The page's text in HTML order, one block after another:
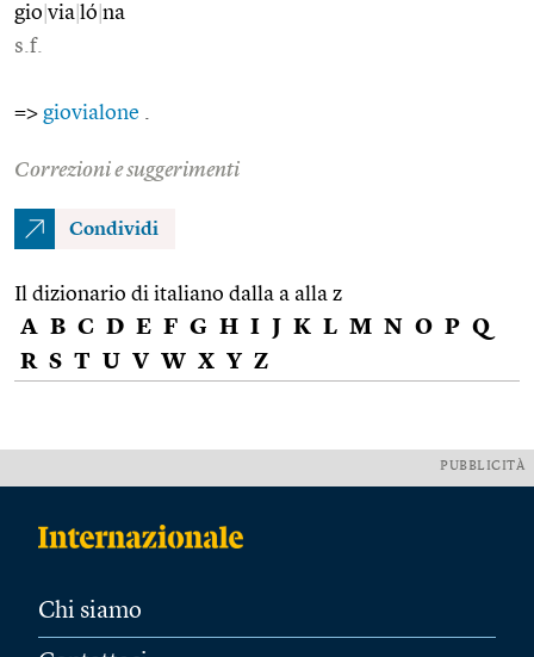
gio via ló na
s.f.
=> giovialone
Correzioni e suggerimenti
Condividi
Il dizionario di italiano dalla a alla z
A B C D E F G H I J K L M N O P Q
R S T U V W X Y Z
PUBBLICITÀ
Chi siamo